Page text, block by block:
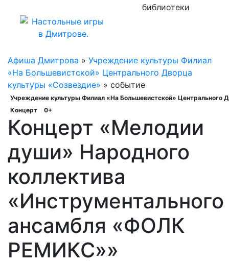
Афиша Дмитрова » Учреждение культуры Филиал
«На Большевистской» Центрального Дворца
культуры «Созвездие» » событие
Учреждение культуры Филиал «На Большевистской» Центрального
Концерт
0+
Концерт «Мелодии
души» Народного
коллектива
«Инструментального
ансамбля «ФОЛК
РЕМИКС»»